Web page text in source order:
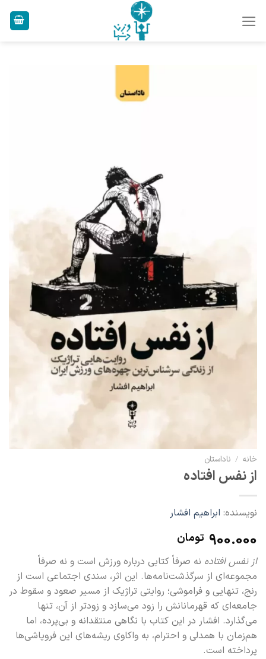
خانه / ناداستان
از نفس افتاده
نویسنده: ابراهیم افشار
900.000 تومان
از نفس افتاده نه صرفاً کتابی درباره ورزش است و نه صرفاً
مجموعه‌ای از سرگذشت‌نامه‌ها. این اثر، سندی اجتماعی است از
رنج، تنهایی و فراموشی؛ روایتی تراژیک از مسیر صعود و سقوط در
جامعه‌ای که قهرمانانش را زود می‌سازد و زودتر از آن، تنها
می‌گذارد. افشار در این کتاب با نگاهی منتقدانه و بی‌پرده، اما
هم‌زمان با همدلی و احترام، به واکاوی ریشه‌های این فروپاشی‌ها
پرداخته است.